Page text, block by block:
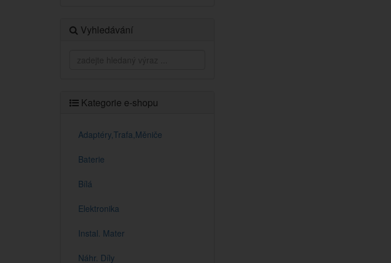
Vyhledávání
Kategorie e-shopu
Adaptéry,Trafa,Měniče
Baterie
Bílá
Elektronika
Instal. Mater
Náhr. Díly